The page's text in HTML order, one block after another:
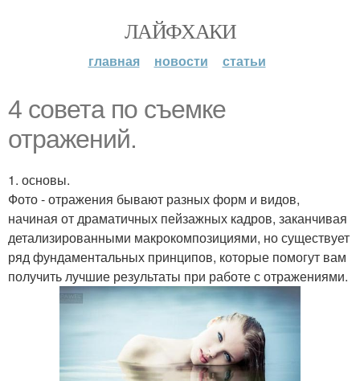
ЛАЙФХАКИ
главная новости статьи
4 совета по съемке
отражений.
1. основы.
Фото - отражения бывают разных форм и видов,
начиная от драматичных пейзажных кадров, заканчивая
детализированными макрокомпозициями, но существует
ряд фундаментальных принципов, которые помогут вам
получить лучшие результаты при работе с отражениями.